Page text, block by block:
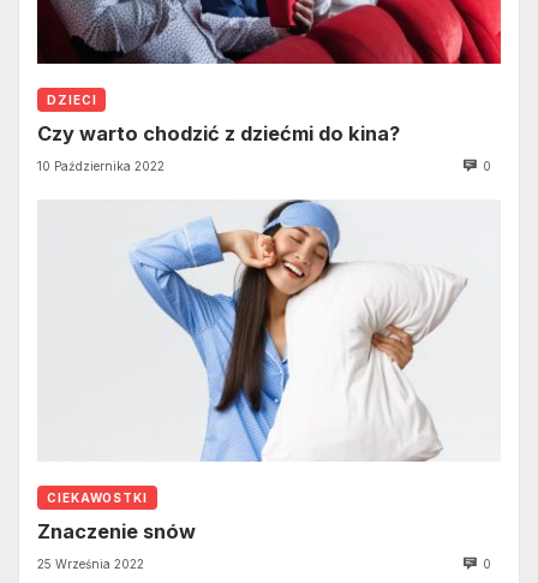
DZIECI
Czy warto chodzić z dziećmi do kina?
10 Października 2022 0
CIEKAWOSTKI
Znaczenie snów
25 Września 2022 0